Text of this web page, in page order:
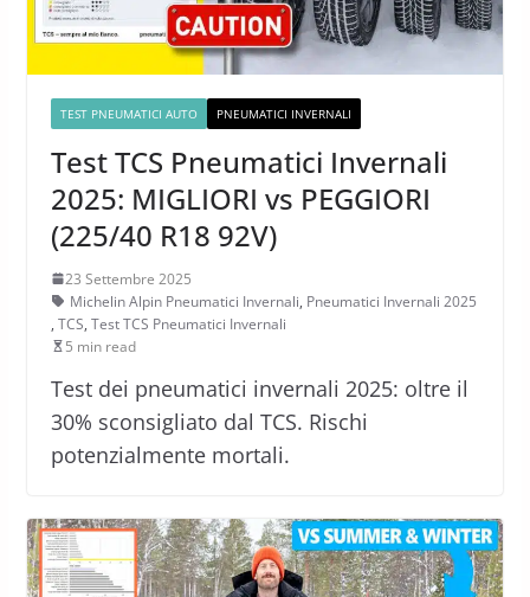
TEST PNEUMATICI AUTO PNEUMATICI INVERNALI
Test TCS Pneumatici Invernali
2025: MIGLIORI vs PEGGIORI
(225/40 R18 92V)
23 Settembre 2025
Michelin Alpin Pneumatici Invernali, Pneumatici Invernali 2025
, TCS, Test TCS Pneumatici Invernali
5 min read
Test dei pneumatici invernali 2025: oltre il
30% sconsigliato dal TCS. Rischi
potenzialmente mortali.